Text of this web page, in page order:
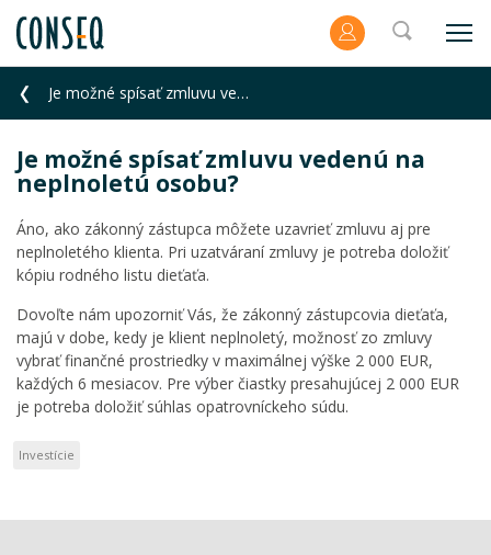
Je možné spísať zmluvu vedenú na neplnoletú osobu?
Je možné spísať zmluvu vedenú na
neplnoletú osobu?
Áno, ako zákonný zástupca môžete uzavrieť zmluvu aj pre
neplnoletého klienta. Pri uzatváraní zmluvy je potreba doložiť
kópiu rodného listu dieťaťa.
Dovoľte nám upozorniť Vás, že zákonný zástupcovia dieťaťa,
majú v dobe, kedy je klient neplnoletý, možnosť zo zmluvy
vybrať finančné prostriedky v maximálnej výške 2 000 EUR,
každých 6 mesiacov. Pre výber čiastky presahujúcej 2 000 EUR
je potreba doložiť súhlas opatrovníckeho súdu.
Investície